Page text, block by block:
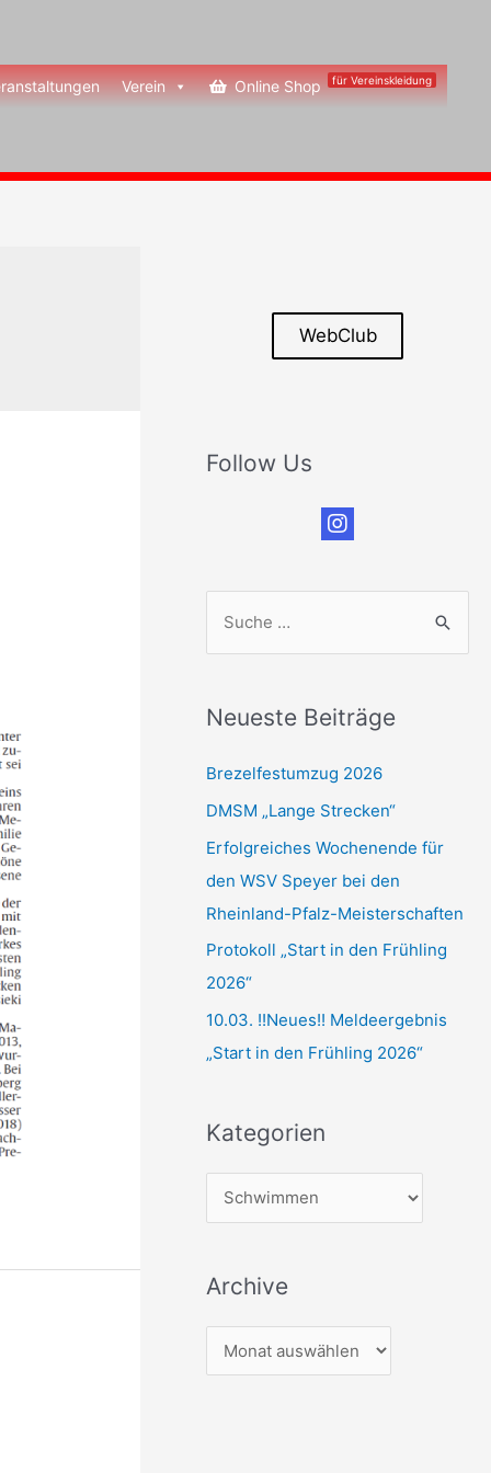
Verein Online Shop für Vereinskleidung
WebClub
Follow Us
h
n
n
Neueste Beiträge
Brezelfestumzug 2026
DMSM „Lange Strecken“
Erfolgreiches Wochenende für
den WSV Speyer bei den
Rheinland-Pfalz-Meisterschaften
Protokoll „Start in den Frühling
2026“
10.03. !!Neues!! Meldeergebnis
„Start in den Frühling 2026“
Kategorien
a
e
Archive
r